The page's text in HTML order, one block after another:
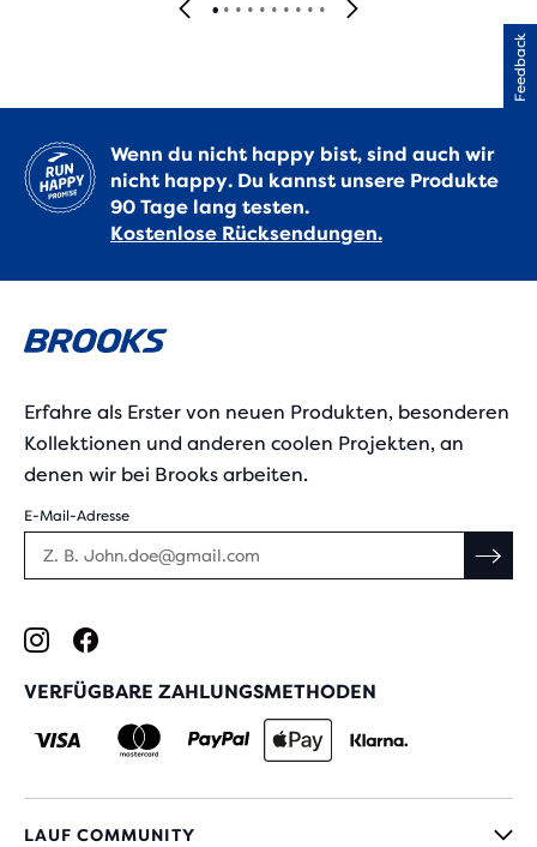
Wenn du nicht happy bist, sind auch wir
nicht happy. Du kannst unsere Produkte
90 Tage lang testen.
Kostenlose Rücksendungen.
Erfahre als Erster von neuen Produkten, besonderen
Kollektionen und anderen coolen Projekten, an
denen wir bei Brooks arbeiten.
E-Mail-Adresse
VERFÜGBARE ZAHLUNGSMETHODEN
LAUF COMMUNITY
Feedback